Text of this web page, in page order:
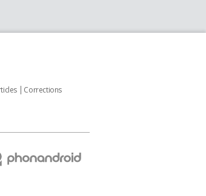
Corrections